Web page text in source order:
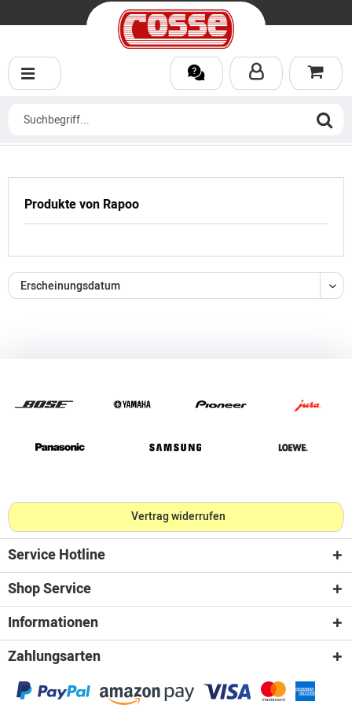
Produkte von Rapoo
Vertrag widerrufen
Service Hotline
Shop Service
Informationen
Zahlungsarten